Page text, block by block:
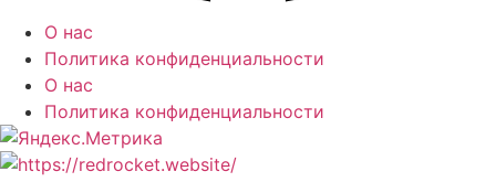
О нас
Политика конфиденциальности
О нас
Политика конфиденциальности